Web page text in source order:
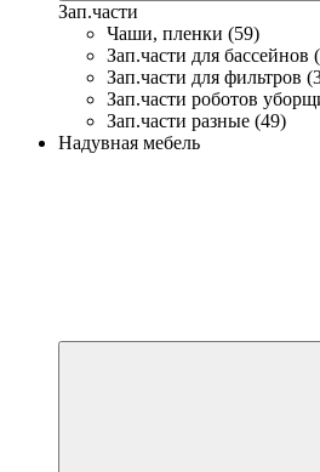
Зап.части
Чаши, пленки (59)
Зап.части для бассейнов
Зап.части для фильтров
Зап.части роботов
Зап.части разные (49)
Надувная мебель